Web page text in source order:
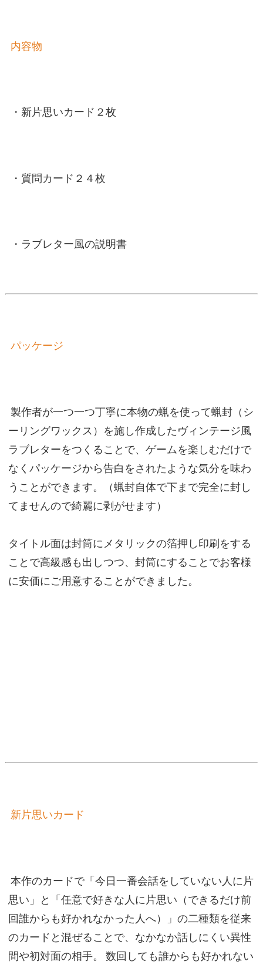
内容物
・新片思いカード２枚
・質問カード２４枚
・ラブレター風の説明書
パッケージ
製作者が一つ一つ丁寧に本物の蝋を使って蝋封（シ
ーリングワックス）を施し作成したヴィンテージ風
ラブレターをつくることで、ゲームを楽しむだけで
なくパッケージから告白をされたような気分を味わ
うことができます。（蝋封自体で下まで完全に封し
てませんので綺麗に剥がせます）
タイトル面は封筒にメタリックの箔押し印刷をする
ことで高級感も出しつつ、封筒にすることでお客様
に安価にご用意することができました。
新片思いカード
本作のカードで「今日一番会話をしていない人に片
思い」と「任意で好きな人に片思い（できるだけ前
回誰からも好かれなかった人へ）」の二種類を従来
のカードと混ぜることで、なかなか話しにくい異性
間や初対面の相手。
数回しても誰からも好かれない